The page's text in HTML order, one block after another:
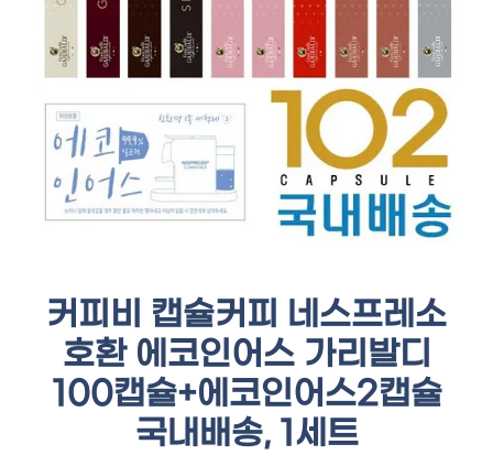
커피비 캡슐커피 네스프레소
호환 에코인어스 가리발디
100캡슐+에코인어스2캡슐
국내배송, 1세트